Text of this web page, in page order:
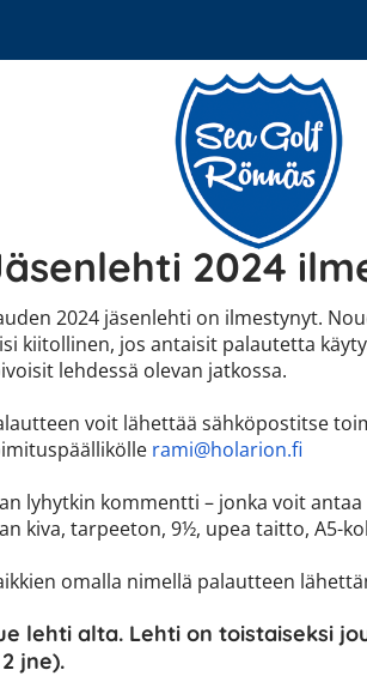
2024
2024 jäsenlehti on ilmestynyt.
kiitollinen, jos antaisit palautetta
lehdessä olevan jatkossa.
voit lähettää sähköpostitse
rami@holarion.fi
lyhytkin kommentti – jonka voit
kiva, tarpeeton, 9½, upea taitto, A5-
omalla nimellä palautteen
lehti alta. Lehti on toistaiseksi
2 jne).